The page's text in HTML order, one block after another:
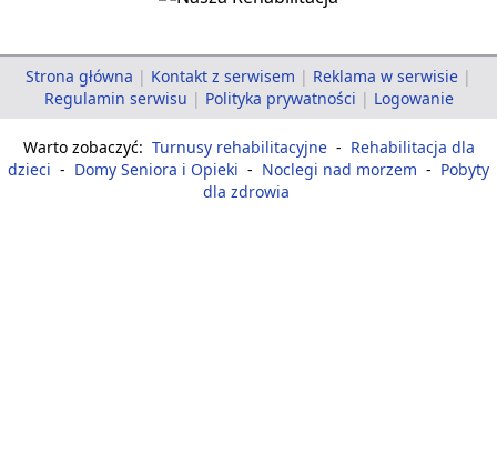
Strona główna | Kontakt z serwisem | Reklama w serwisie |
Regulamin serwisu | Polityka prywatności | Logowanie
Warto zobaczyć: Turnusy rehabilitacyjne - Rehabilitacja dla
dzieci - Domy Seniora i Opieki - Noclegi nad morzem - Pobyty
dla zdrowia